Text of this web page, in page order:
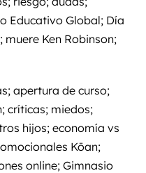
Educativo Global; Día
Ken Robinson;
apertura de curso;
críticas; miedos;
hijos; economía vs
Kōan;
online; Gimnasio